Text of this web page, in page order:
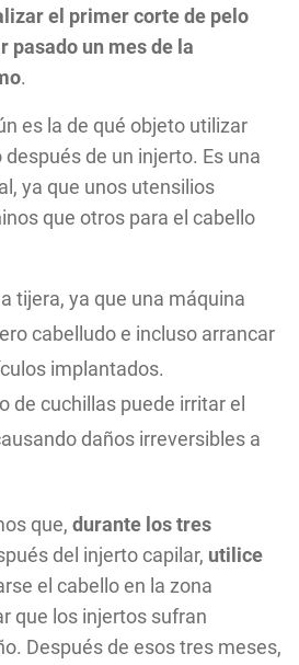
el primercorte de pelo
pasado un mes de la
.
es la de qué objeto utilizar
de un injerto. Es una
ya que unos utensilios
que otros para el cabello
tijera, ya que una máquina
cabelludo e incluso arrancar
implantados.
de cuchillas puede irritar el
daños irreversibles a
que, durante los tres
del injerto capilar, utilice
el cabello en la zona
que los injertos sufran
Después de esos tres meses,